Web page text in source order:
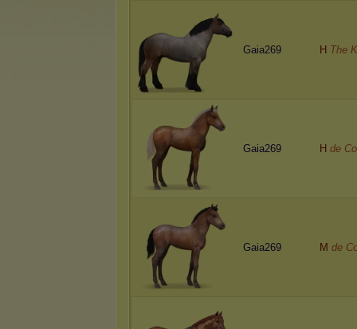
Gaia269 H The
Gaia269 H de
Gaia269 M de